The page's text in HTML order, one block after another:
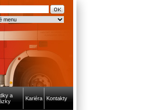
a
Kariéra Kontakty